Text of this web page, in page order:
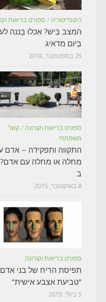
הקונדיטוריה / ספורט בריאות
המצב בִּיש? אִכלוּ בָּננה
בְּיום מדאיג
25 בספטמבר, 2016
ספורט בריאות וקורונה / קשר
משפחתי
התקווה ותפקידה – אדם
מחלה או מחלה עם
ב
8 באוקטובר, 2015
ספורט בריאות וקורונה
תפיסת הריח של בני
"טביעת אצבע אישית"
5 ביולי, 2015